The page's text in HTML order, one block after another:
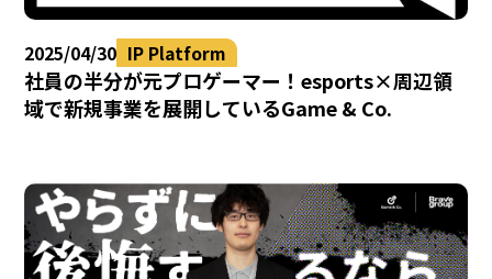
2025/04/30 IP Platform
社員の半分が元プロゲーマー！esports×周辺領
域で新規事業を展開しているGame & Co.